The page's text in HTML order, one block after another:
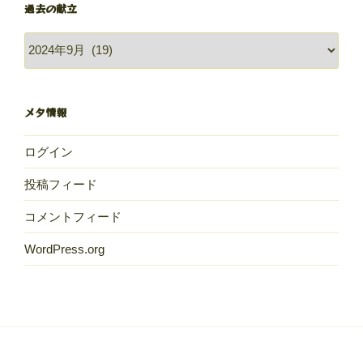
過去の献立
立
メタ情報
ログイン
投稿フィード
コメントフィード
WordPress.org